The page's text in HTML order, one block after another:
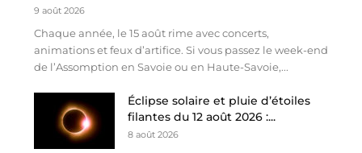
9 août 2026
Chaque année, le 15 août rime avec concerts,
animations et feux d’artifice. Si vous passez le week-end
de l’Assomption en Savoie ou en Haute-Savoie,...
Éclipse solaire et pluie d’étoiles
filantes du 12 août 2026 :...
8 août 2026